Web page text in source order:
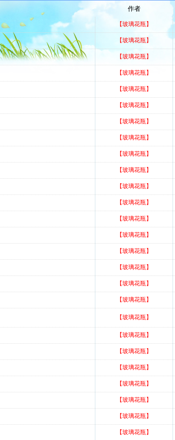
作者
【玻璃花瓶】
【玻璃花瓶】
【玻璃花瓶】
【玻璃花瓶】
【玻璃花瓶】
【玻璃花瓶】
【玻璃花瓶】
【玻璃花瓶】
【玻璃花瓶】
【玻璃花瓶】
【玻璃花瓶】
【玻璃花瓶】
【玻璃花瓶】
【玻璃花瓶】
【玻璃花瓶】
【玻璃花瓶】
【玻璃花瓶】
【玻璃花瓶】
【玻璃花瓶】
【玻璃花瓶】
【玻璃花瓶】
【玻璃花瓶】
【玻璃花瓶】
【玻璃花瓶】
【玻璃花瓶】
【玻璃花瓶】